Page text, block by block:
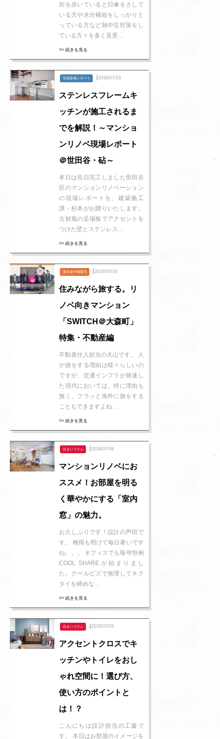
街を歩いていると日傘をさして
いる方や水分補給をしっかりと
っている方など熱中症対策をし
ている方々を多く見受…
>> 続きを見る
現場密着レポート ┃2018/07/23
ステンレスフレームキ
ッチンが施工されるま
でを解説！～マンショ
ンリノベ現場レポート
＠世田谷・砧～
本日は先日完工しました世田谷
区のマンションリノベーション
の現場レポートを、建築施工
課・杉本がお贈りいたします。
古材風の足場板でアクセントを
つけた壁とステンレス…
>> 続きを見る
東京道中膝栗毛 ┃2018/07/16
住みながら旅する。リ
ノベ向きマンション
「SWITCH＠大森町」
特集・不動産編
不動産仕入担当の犬山です。 人
が旅をする理由は様々らしいの
ですが、交通インフラが発達し
た現代においては、特に理由も
無く、フラッと海外に旅をする
こともできますよね…
>> 続きを見る
住まいコラム ┃2018/07/09
マンションリノベにお
ススメ！お部屋を明る
く華やかにする「室内
窓」の魅力。
お久しぶりです！設計の芦田で
す。 梅雨も明けて毎日暑いです
ね。。。 オフィスでも毎年恒例
COOL SHAREが始まりまし
た。クールビズで無理してネク
タイを締めな…
>> 続きを見る
住まいコラム ┃2018/07/03
アクセントクロスでキ
ッチンやトイレをおし
ゃれ空間に！選び方、
使い方のポイントと
は！？
こんにちは設計担当の工藤で
す。 本日はお部屋のイメージを